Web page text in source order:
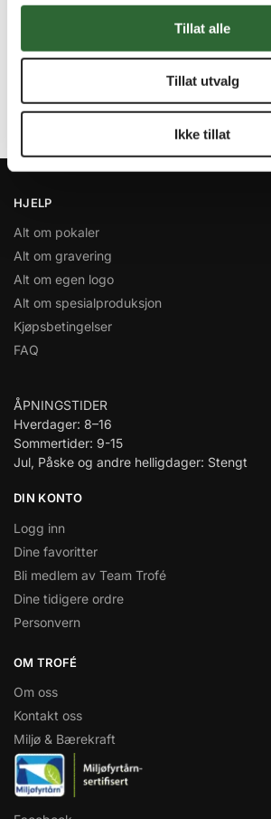
Tillat alle
Tillat utvalg
Ikke tillat
Miljøfyrtårn
Stort utvalg i alle prisklasser
Kvantumsrabatt på mange varer!
HJELP
Alt om pokaler
Alt om gravering
Alt om egen logo
Alt om spesialproduksjon
Kjøpsbetingelser
FAQ
ÅPNINGSTIDER
Hverdager: 8–16
Sommertider: 9-15
Jul, Påske og andre helligdager: Stengt
DIN KONTO
Logg inn
Dine favoritter
Bli medlem av Team Trofé
Dine tidigere ordre
Personvern
OM TROFÉ
Om oss
Kontakt oss
Miljø & Bærekraft